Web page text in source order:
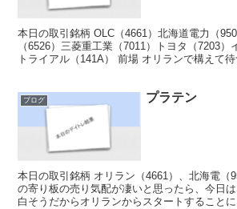
本日の取引銘柄 OLC（4661）北海道電力（
（6526）三菱重工業（7011）トヨタ（7203）
トライアル（141A） 前場 オリランで構えて
ブログ プラテン
本日の取引銘柄 オリラン（4661）、北海電（
の寄り板の売り気配が凄いと思ったら、今日
白そうだからオリランからスタートすること